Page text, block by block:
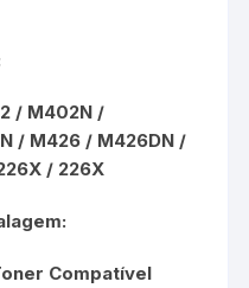
/ M402N /
/ M426 / M426DN /
/ 226X
Compatível